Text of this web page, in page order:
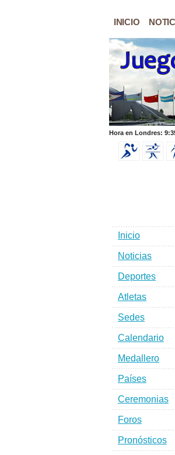
INICIO
Hora en Londres:
Inicio
Noticias
Deportes
Atletas
Sedes
Calendario
Medallero
Países
Ceremonias
Foros
Pronósticos